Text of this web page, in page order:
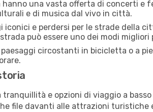
una vasta offerta di concerti e
e di musica dal vivo in città.
iconici e perdersi per le strade della
può essere uno dei modi migliori
circostanti in bicicletta o a
e opzioni di viaggio a
file davanti alle attrazioni turistiche